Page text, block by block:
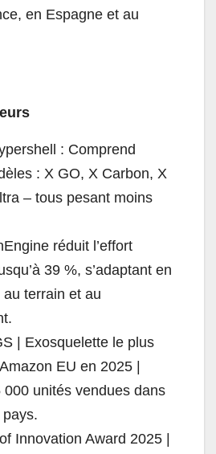
en Espagne et au
: Comprend
: X GO, X Carbon, X
– tous pesant moins
réduit l’effort
39 %, s’adaptant en
terrain et au
| Exosquelette le plus
EU en 2025 |
000 unités vendues dans
Innovation Award 2025 |